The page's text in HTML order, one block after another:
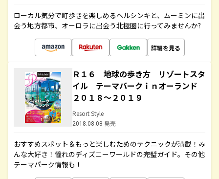
ローカル気分で町歩きを楽しめるヘルシンキと、ムーミンに出
会う地方都市、オーロラに出会う北極圏に行ってみませんか?
詳細を見る
Ｒ１６ 地球の歩き方 リゾートスタ
イル テーマパークｉｎオーランド
２０１８～２０１９
Resort Style
2018.08.08 発売
おすすめスポット＆もっと楽しむためのテクニックが満載！み
んな大好き！憧れのディズニーワールドの完璧ガイド。その他
テーマパーク情報も！